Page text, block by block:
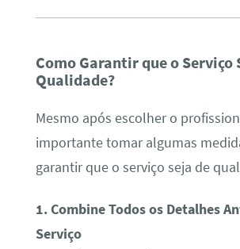
Como Garantir que o Serviço
Qualidade?
Mesmo após escolher o
importante tomar algumas
garantir que o serviço seja de
1. Combine Todos os Detalhes
Serviço